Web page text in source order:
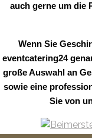
auch gerne um die
Wenn Sie
eventcatering24
große Auswahl an
sowie eine
Sie von